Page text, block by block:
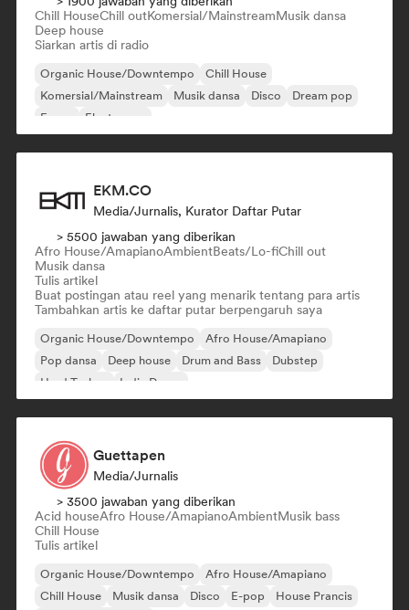
Chill HouseChill outKomersial/MainstreamMusik dansa
Deep house
Siarkan artis di radio
Organic House/Downtempo
Chill House
Komersial/Mainstream
Musik dansa Disco
Dream pop
E-pop
Electropop
EKM.CO
Media/Jurnalis, Kurator Daftar Putar
> 5500 jawaban yang diberikan
Afro House/AmapianoAmbientBeats/Lo-fiChill out
Musik dansa
Tulis artikel
Buat postingan atau reel yang menarik tentang para artis
Tambahkan artis ke daftar putar berpengaruh saya
Organic House/Downtempo
Afro House/Amapiano
Pop dansa
Deep house Drum and Bass
Dubstep
Hard Techno
Indie Dance
Guettapen
Media/Jurnalis
> 3500 jawaban yang diberikan
Acid houseAfro House/AmapianoAmbientMusik bass
Chill House
Tulis artikel
Organic House/Downtempo
Afro House/Amapiano
Chill House
Musik dansa Disco E-pop
House Prancis